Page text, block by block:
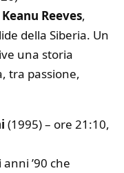
Keanu Reeves,
della Siberia. Un
una storia
tra passione,
(1995) – ore 21:10,
anni ’90 che